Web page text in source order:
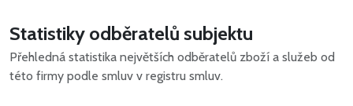
Statistiky odběratelů subjektu
Přehledná statistika největších odběratelů zboží a služeb od
této firmy podle smluv v registru smluv.